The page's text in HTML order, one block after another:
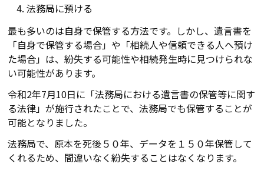
法務局に預ける
最も多いのは自身で保管する方法です。しかし、遺言書を
「自身で保管する場合」や「相続人や信頼できる人へ預け
た場合」は、紛失する可能性や相続発生時に見つけられな
い可能性があります。
令和2年7月10日に「法務局における遺言書の保管等に関す
る法律」が施行されたことで、法務局でも保管することが
可能となりました。
法務局で、原本を死後５０年、データを１５０年保管して
くれるため、間違いなく紛失することはなくなります。